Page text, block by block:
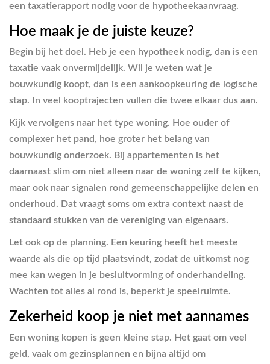
een taxatierapport nodig voor de hypotheekaanvraag.
Hoe maak je de juiste keuze?
Begin bij het doel. Heb je een hypotheek nodig, dan is een
taxatie vaak onvermijdelijk. Wil je weten wat je
bouwkundig koopt, dan is een aankoopkeuring de logische
stap. In veel kooptrajecten vullen die twee elkaar dus aan.
Kijk vervolgens naar het type woning. Hoe ouder of
complexer het pand, hoe groter het belang van
bouwkundig onderzoek. Bij appartementen is het
daarnaast slim om niet alleen naar de woning zelf te kijken,
maar ook naar signalen rond gemeenschappelijke delen en
onderhoud. Dat vraagt soms om extra context naast de
standaard stukken van de vereniging van eigenaars.
Let ook op de planning. Een keuring heeft het meeste
waarde als die op tijd plaatsvindt, zodat de uitkomst nog
mee kan wegen in je besluitvorming of onderhandeling.
Wachten tot alles al rond is, beperkt je speelruimte.
Zekerheid koop je niet met aannames
Een woning kopen is geen kleine stap. Het gaat om veel
geld, vaak om gezinsplannen en bijna altijd om